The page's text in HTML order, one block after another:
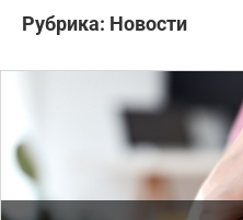
Рубрика: Новости